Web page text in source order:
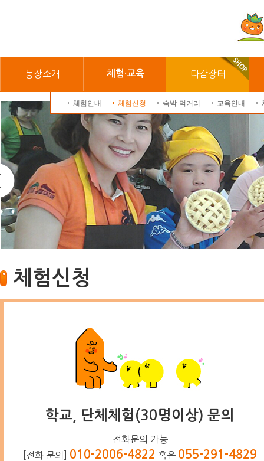
농장소개 체험·교육
체험안내 체험신청 숙박·먹거리 교육안내
다감장터
체험신청
학교, 단체체험(30명이상) 문의
전화문의 가능
[전화 문의] 010-2006-4822 혹은 055-291-4829